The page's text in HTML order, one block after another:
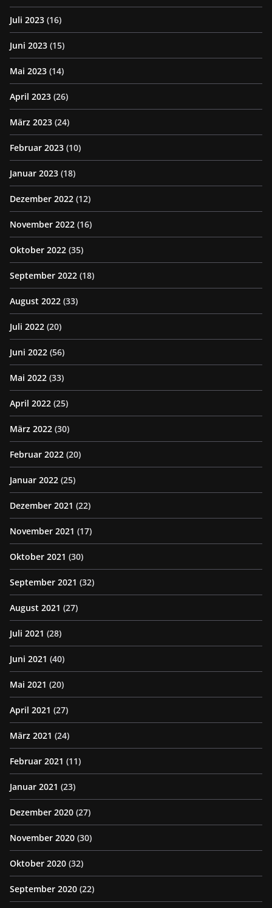
Juli 2023 (16)
Juni 2023 (15)
Mai 2023 (14)
April 2023 (26)
März 2023 (24)
Februar 2023 (10)
Januar 2023 (18)
Dezember 2022 (12)
November 2022 (16)
Oktober 2022 (35)
September 2022 (18)
August 2022 (33)
Juli 2022 (20)
Juni 2022 (56)
Mai 2022 (33)
April 2022 (25)
März 2022 (30)
Februar 2022 (20)
Januar 2022 (25)
Dezember 2021 (22)
November 2021 (17)
Oktober 2021 (30)
September 2021 (32)
August 2021 (27)
Juli 2021 (28)
Juni 2021 (40)
Mai 2021 (20)
April 2021 (27)
März 2021 (24)
Februar 2021 (11)
Januar 2021 (23)
Dezember 2020 (27)
November 2020 (30)
Oktober 2020 (32)
September 2020 (22)